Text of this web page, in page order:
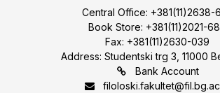
Central Office: +381(11)2638-
Book Store: +381(11)2021-
Fax: +381(11)2630-039
Address: Studentski trg 3, 11000
Bank Account